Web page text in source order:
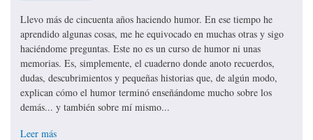
Llevo más de cincuenta años haciendo humor. En ese tiempo he
aprendido algunas cosas, me he equivocado en muchas otras y sigo
haciéndome preguntas. Este no es un curso de humor ni unas
memorias. Es, simplemente, el cuaderno donde anoto recuerdos,
dudas, descubrimientos y pequeñas historias que, de algún modo,
explican cómo el humor terminó enseñándome mucho sobre los
demás... y también sobre mí mismo...
Leer más